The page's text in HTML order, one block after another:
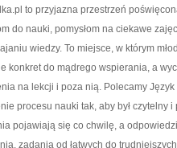
to przyjazna przestrzeń
do nauki, pomysłom na ciekawe
wiedzy. To miejsce, w którym
konkret do mądrego wspierania, a
na lekcji i poza nią. Polecamy
procesu nauki tak, aby był czytelny
pojawiają się co chwilę, a
zadania od łatwych do